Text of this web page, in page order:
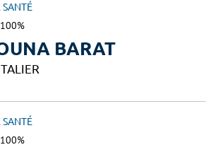
SANTÉ
100%
BARAT
SANTÉ
100%